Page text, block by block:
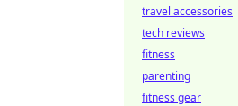
travel accessories
tech reviews
fitness
parenting
fitness gear